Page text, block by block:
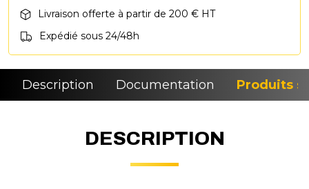
Livraison offerte à partir de 200 € HT
Expédié sous 24/48h
Description Documentation Produits
DESCRIPTION